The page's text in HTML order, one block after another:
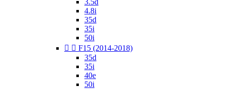
3.5d
4.8i
35d
35i
50i
  F15 (2014-2018)
35d
35i
40e
50i